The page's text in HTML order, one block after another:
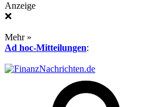
Anzeige
❌
Mehr »
Ad hoc-Mitteilungen: